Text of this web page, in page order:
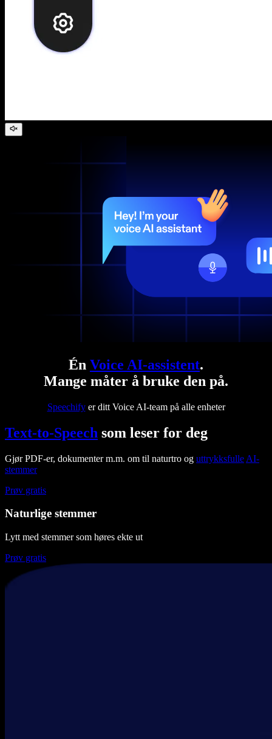
Én Voice AI-assistent.
Mange måter å bruke den på.
Speechifyer ditt Voice AI-team på alle enheter
Text-to-Speech som leser for deg
Gjør PDF-er, dokumenter m.m. om til naturtro og uttrykksfulle AI-
stemmer
Prøv gratis
Naturlige stemmer
Lytt med stemmer som høres ekte ut
Prøv gratis